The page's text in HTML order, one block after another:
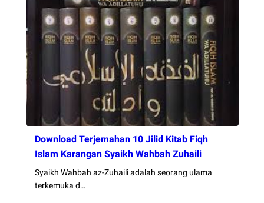
Download Terjemahan 10 Jilid Kitab Fiqh
Islam Karangan Syaikh Wahbah Zuhaili
Syaikh Wahbah az-Zuhaili adalah seorang ulama
terkemuka d…